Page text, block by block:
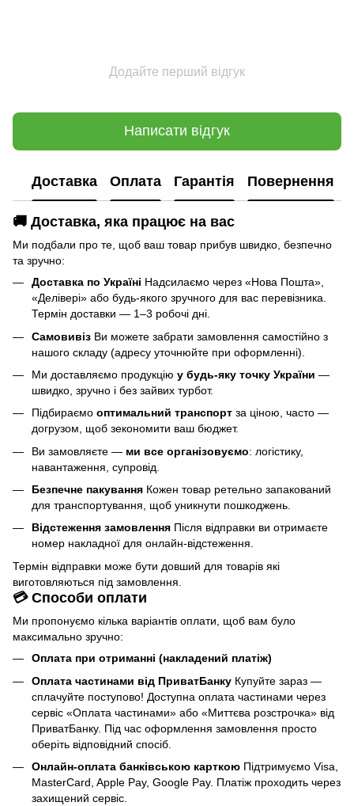
Додайте перший відгук
Написати відгук
Доставка Оплата Гарантія Повернення
🚚 Доставка, яка працює на вас
Ми подбали про те, щоб ваш товар прибув швидко, безпечно
та зручно:
Доставка по Україні Надсилаємо через «Нова Пошта»,
«Делівері» або будь-якого зручного для вас перевізника.
Термін доставки — 1–3 робочі дні.
Самовивіз Ви можете забрати замовлення самостійно з
нашого складу (адресу уточнюйте при оформленні).
Ми доставляємо продукцію у будь-яку точку України —
швидко, зручно і без зайвих турбот.
Підбираємо оптимальний транспорт за ціною, часто —
догрузом, щоб зекономити ваш бюджет.
Ви замовляєте — ми все організовуємо: логістику,
навантаження, супровід.
Безпечне пакування Кожен товар ретельно запакований
для транспортування, щоб уникнути пошкоджень.
Відстеження замовлення Після відправки ви отримаєте
номер накладної для онлайн-відстеження.
Термін відправки може бути довший для товарів які
виготовляються під замовлення.
💳 Способи оплати
Ми пропонуємо кілька варіантів оплати, щоб вам було
максимально зручно:
Оплата при отриманні (накладений платіж)
Оплата частинами від ПриватБанку Купуйте зараз —
сплачуйте поступово! Доступна оплата частинами через
сервіс «Оплата частинами» або «Миттєва розстрочка» від
ПриватБанку. Під час оформлення замовлення просто
оберіть відповідний спосіб.
Онлайн-оплата банківською карткою Підтримуємо Visa,
MasterCard, Apple Pay, Google Pay. Платіж проходить через
захищений сервіс.